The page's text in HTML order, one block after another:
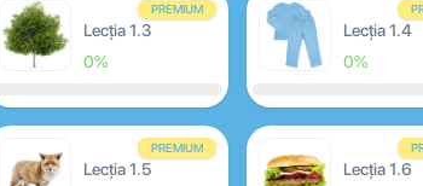
PREMIUM
Lecția 1.3
0%
Lecția 1.4
0%
PREMIUM
Lecția 1.5
Lecția 1.6